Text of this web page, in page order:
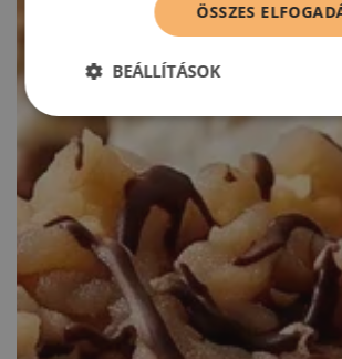
ÖSSZES
BEÁLLÍTÁSOK